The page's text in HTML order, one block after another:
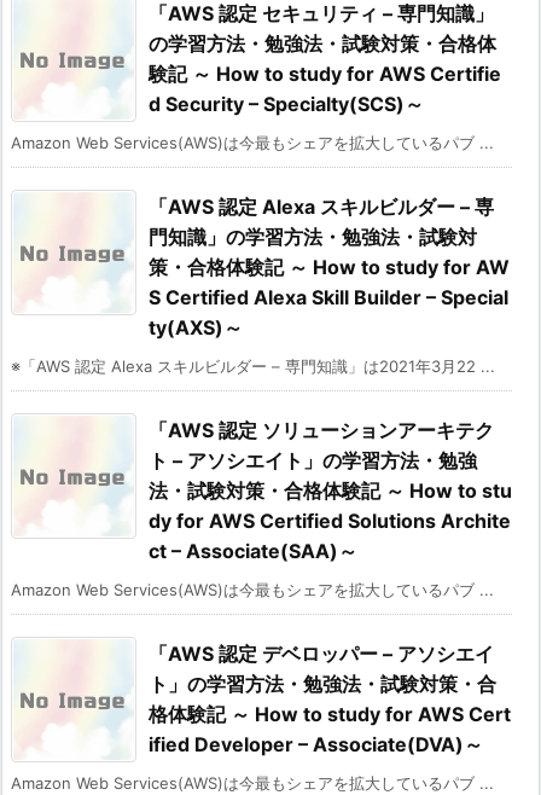
「AWS 認定 セキュリティ – 専門知識」
の学習方法・勉強法・試験対策・合格体
験記 ～ How to study for AWS Certifie
d Security – Specialty(SCS)～
Amazon Web Services(AWS)は今最もシェアを拡大しているパブ ...
「AWS 認定 Alexa スキルビルダー – 専
門知識」の学習方法・勉強法・試験対
策・合格体験記 ～ How to study for AW
S Certified Alexa Skill Builder – Special
ty(AXS)～
※「AWS 認定 Alexa スキルビルダー – 専門知識」は2021年3月22 ...
「AWS 認定 ソリューションアーキテク
ト – アソシエイト」の学習方法・勉強
法・試験対策・合格体験記 ～ How to stu
dy for AWS Certified Solutions Archite
ct – Associate(SAA)～
Amazon Web Services(AWS)は今最もシェアを拡大しているパブ ...
「AWS 認定 デベロッパー – アソシエイ
ト」の学習方法・勉強法・試験対策・合
格体験記 ～ How to study for AWS Cert
ified Developer – Associate(DVA)～
Amazon Web Services(AWS)は今最もシェアを拡大しているパブ ...